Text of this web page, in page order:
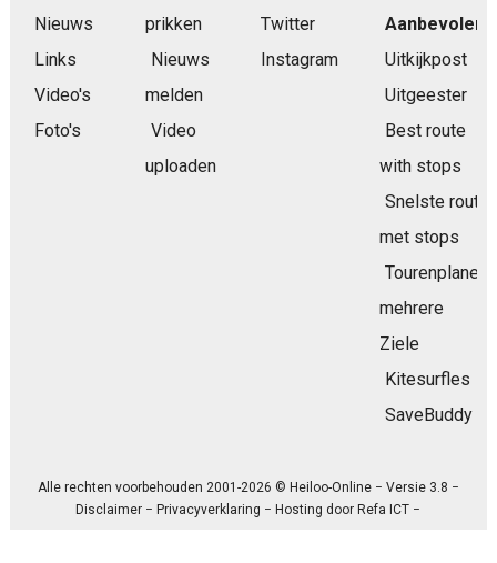
Nieuws
Links
Video's
Foto's
prikken
Nieuws
melden
Video
uploaden
Twitter
Instagram
Aanbevolen
Uitkijkpost
Uitgeester
Best route
with stops
Snelste route
met stops
Tourenplaner
mehrere
Ziele
Kitesurfles
SaveBuddy
Alle rechten voorbehouden 2001-2026 © Heiloo-Online − Versie 3.8 −
Disclaimer −Privacyverklaring − Hosting doorRefa ICT −